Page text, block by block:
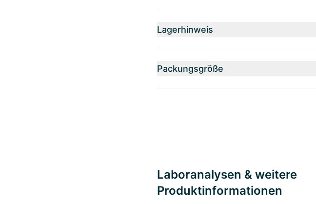
Lagerhinweis
Packungsgröße
Laboranalysen & weitere
Produktinformationen